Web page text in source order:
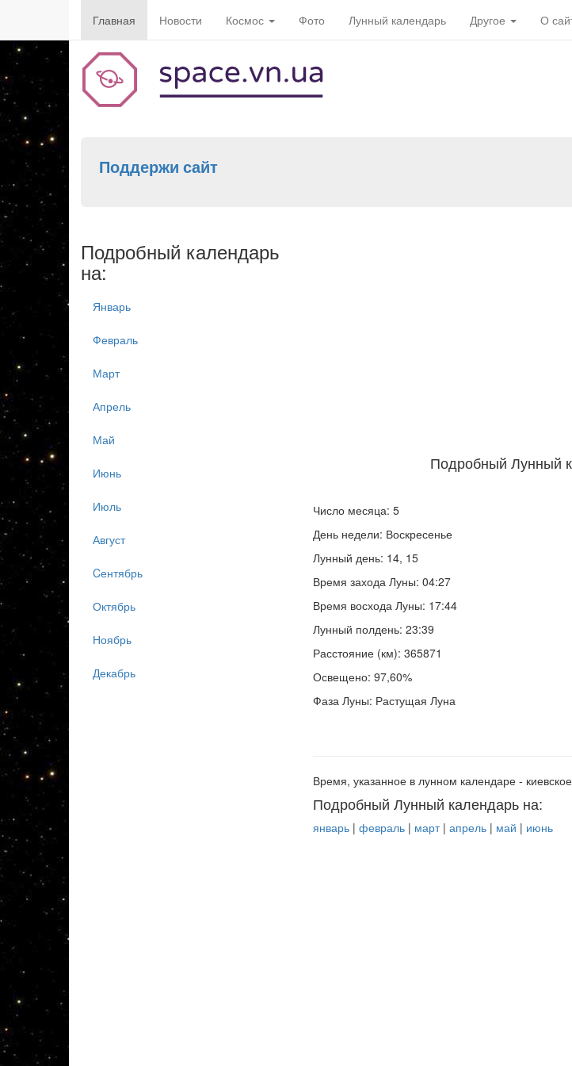
Главная Новости Космос Фото Лунный календарь Другое О
Поддержи сайт
Подробный Лунный
Число месяца: 5
День недели: Воскресенье
Лунный день: 14, 15
Время захода Луны: 04:27
Время восхода Луны: 17:44
Лунный полдень: 23:39
Расстояние (км): 365871
Освещено: 97,60%
Фаза Луны: Растущая Луна
Время, указанное в лунном календаре -
Подробный Лунный календарь на:
январь| февраль| март| апрель| май | июнь
Подробный календарь
на:
Январь
Февраль
Март
Апрель
Май
Июнь
Июль
Август
Cентябрь
Октябрь
Ноябрь
Декабрь